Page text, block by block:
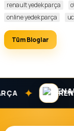
renault yedek parça
online yedek parça
Tüm Bloglar
RENAULT